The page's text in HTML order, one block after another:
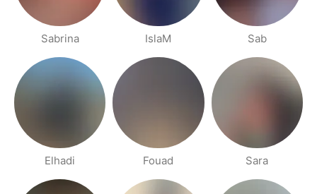
Sabrina IslaM Sab
Elhadi Fouad Sara